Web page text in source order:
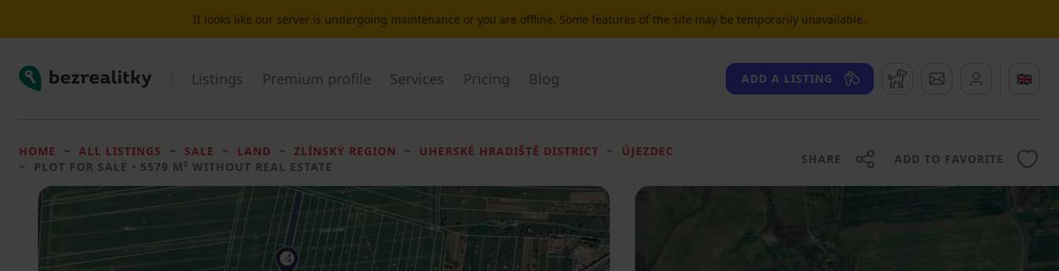
It looks like our server is undergoing maintenance or you are offline. Some features of the site may be temporarily unavailable.
Bezrealitky Listings Premium profile Services Pricing Blog ADD A LISTING WatchdogMessages 🇬🇧
HOME ALL LISTINGS SALE LAND ZLÍNSKÝ REGION UHERSKÉ HRADIŠTĚ DISTRICT
ÚJEZDEC
PLOT FOR SALE • 5579 M² WITHOUT REAL ESTATE
SHARE ADD TO FAVORITE